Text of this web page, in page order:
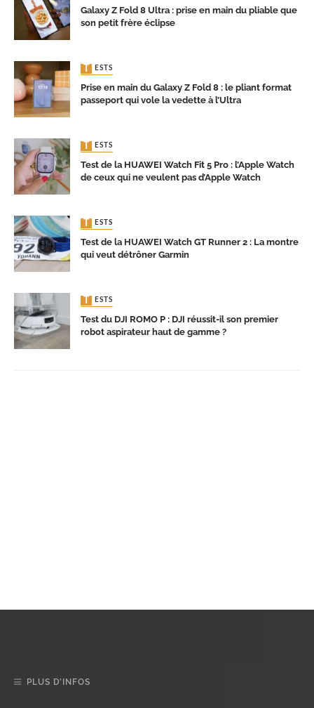
Galaxy Z Fold 8 Ultra : prise en main du pliable que
son petit frère éclipse
TESTS
Prise en main du Galaxy Z Fold 8 : le pliant format
passeport qui vole la vedette à l’Ultra
TESTS
Test de la HUAWEI Watch Fit 5 Pro : l’Apple Watch
de ceux qui ne veulent pas d’Apple Watch
TESTS
Test de la HUAWEI Watch GT Runner 2 : La montre
qui veut détrôner Garmin
TESTS
Test du DJI ROMO P : DJI réussit-il son premier
robot aspirateur haut de gamme ?
PLUS D’INFOS